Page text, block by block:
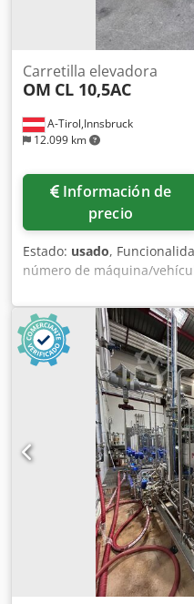
A-Tirol,Innsbruck
12.099 km
Carretilla elevadora
OM CL 10,5AC
Información de
precio
Estado: usado,
número de máquina/
, horas
capacidad de carga:1.000
mm, ascensor libre: 1.000
eléctrico
, tipo de mástil:
2.100 mm
, longitud de la
accionamiento:Elektro,
Número de chasis:
Tipo de mástil: Tríplex
Reacondicionado con